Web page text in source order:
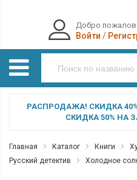
Добро
Войти /
РАСПРОДАЖА! СКИДКА
СКИДКА 50% НА
Главная Каталог Книги
Русский детектив
Холодное